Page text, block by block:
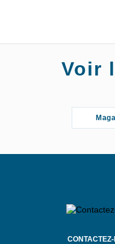
56.99 km
Voir